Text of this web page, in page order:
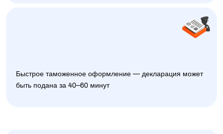
Быстрое таможенное оформление — декларация может
быть подана за 40–60 минут